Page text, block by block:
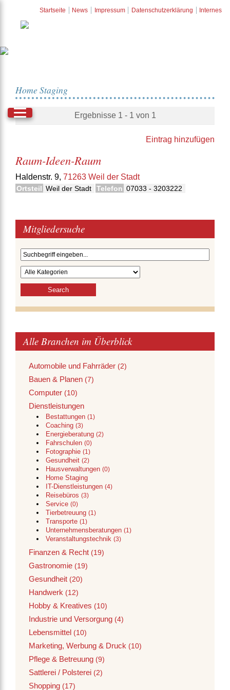
Startseite News Impressum Datenschutzerklärung Internes
Home Staging
Ergebnisse 1 - 1 von 1
Eintrag hinzufügen
Raum-Ideen-Raum
Haldenstr. 9, 71263 Weil der Stadt
Ortsteil Weil der Stadt Telefon 07033 - 3203222
Mitgliedersuche
Alle Branchen im Überblick
Automobile und Fahrräder (2)
Bauen & Planen (7)
Computer (10)
Dienstleistungen
Bestattungen(1)
Coaching(3)
Energieberatung(2)
Fahrschulen(0)
Fotographie(1)
Gesundheit(2)
Hausverwaltungen(0)
Home Staging
IT-Dienstleistungen(4)
Reisebüros(3)
Service(0)
Tierbetreuung(1)
Transporte(1)
Unternehmensberatungen(1)
Veranstaltungstechnik(3)
Finanzen & Recht (19)
Gastronomie (19)
Gesundheit (20)
Handwerk (12)
Hobby & Kreatives (10)
Industrie und Versorgung (4)
Lebensmittel (10)
Marketing, Werbung & Druck (10)
Pflege & Betreuung (9)
Sattlerei / Polsterei (2)
Shopping (17)